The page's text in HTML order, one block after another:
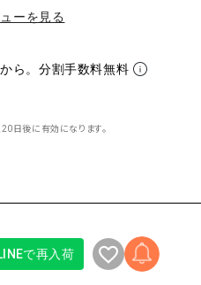
カート
ハチマブ)
（アンメートルキャレ ）
ィダス）
ファルト）
アンパサンド）
ーを見る
から。分割手数料無料
日後に有効になります。
で再入荷